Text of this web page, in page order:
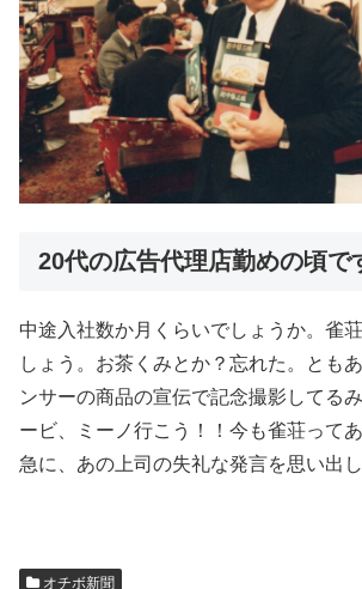
20代の広告代理店勤めの頃で
中途入社数か月くらいでしょうか。雀
しょう。お茶くみとか？忘れた。とも
ンサーの商品の宣伝で記念撮影してる
ービ、ミーノ行こう！！今も雀荘って
急に、あの上司の失礼な発言を思い出し
オチボ新聞